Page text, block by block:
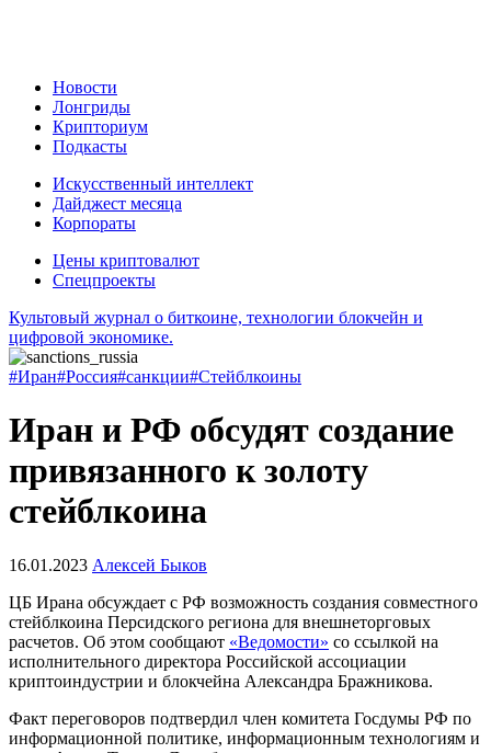
Новости
Лонгриды
Крипториум
Подкасты
Искусственный интеллект
Дайджест месяца
Корпораты
Цены криптовалют
Спецпроекты
Культовый журнал о биткоине, технологии блокчейн и
цифровой экономике.
#Иран#Россия#санкции#Стейблкоины
Иран и РФ обсудят создание
привязанного к золоту
стейблкоина
16.01.2023 Алексей Быков
ЦБ Ирана обсуждает с РФ возможность создания совместного
стейблкоина Персидского региона для внешнеторговых
расчетов. Об этом сообщают «Ведомости» со ссылкой на
исполнительного директора Российской ассоциации
криптоиндустрии и блокчейна Александра Бражникова.
Факт переговоров подтвердил член комитета Госдумы РФ по
информационной политике, информационным технологиям и